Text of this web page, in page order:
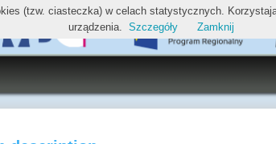
(tzw. ciasteczka) w celach statystycznych.
urządzenia. Szczegóły Zamknij